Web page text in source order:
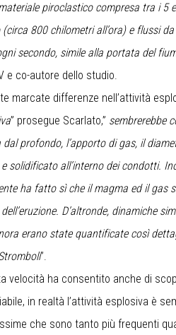
piroclastico compresa tra i 5
800 chilometri all’ora) e flussi
secondo, simile alla portata del
e co-autore dello studio.
marcate differenze nell’attività
” prosegue Scarlato,” sembrerebbe
profondo, l’apporto di gas, il
solidificato all’interno dei condotti.
ha fatto sì che il magma ed il gas
D’altronde, dinamiche
erano state quantificate così
”.
velocità ha consentito anche di
in realtà l’attività esplosiva è
che sono tanto più frequenti